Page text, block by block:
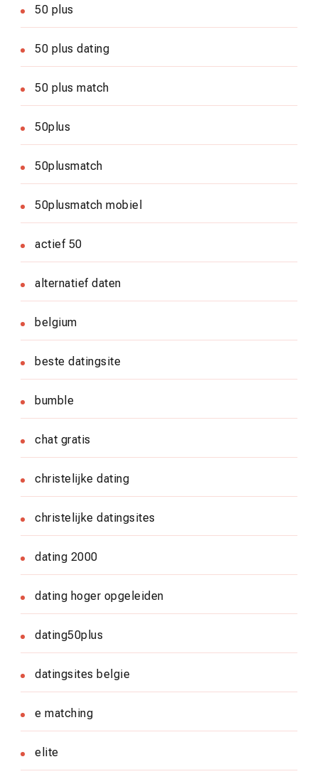
50 plus
50 plus dating
50 plus match
50plus
50plusmatch
50plusmatch mobiel
actief 50
alternatief daten
belgium
beste datingsite
bumble
chat gratis
christelijke dating
christelijke datingsites
dating 2000
dating hoger opgeleiden
dating50plus
datingsites belgie
e matching
elite